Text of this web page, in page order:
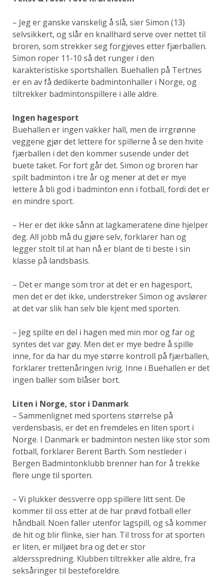
– Jeg er ganske vanskelig å slå, sier Simon (13)
selvsikkert, og slår en knallhard serve over nettet til
broren, som strekker seg forgjeves etter fjærballen.
Simon roper 11-10 så det runger i den
karakteristiske sportshallen. Buehallen på Tertnes
er en av få dedikerte badmintonhaller i Norge, og
tiltrekker badmintonspillere i alle aldre.
Ingen hagesport
Buehallen er ingen vakker hall, men de irrgrønne
veggene gjør det lettere for spillerne å se den hvite
fjærballen i det den kommer susende under det
buete taket. For fort går det. Simon og broren har
spilt badminton i tre år og mener at det er mye
lettere å bli god i badminton enn i fotball, fordi det er
en mindre sport.
– Her er det ikke sånn at lagkameratene dine hjelper
deg. All jobb må du gjøre selv, forklarer han og
legger stolt til at han nå er blant de ti beste i sin
klasse på landsbasis.
– Det er mange som tror at det er en hagesport,
men det er det ikke, understreker Simon og avslører
at det var slik han selv ble kjent med sporten.
– Jeg spilte en del i hagen med min mor og far og
syntes det var gøy. Men det er mye bedre å spille
inne, for da har du mye større kontroll på fjærballen,
forklarer trettenåringen ivrig. Inne i Buehallen er det
ingen baller som blåser bort.
Liten i Norge, stor i Danmark
– Sammenlignet med sportens størrelse på
verdensbasis, er det en fremdeles en liten sport i
Norge. I Danmark er badminton nesten like stor som
fotball, forklarer Berent Barth. Som nestleder i
Bergen Badmintonklubb brenner han for å trekke
flere unge til sporten.
– Vi plukker dessverre opp spillere litt sent. De
kommer til oss etter at de har prøvd fotball eller
håndball. Noen faller utenfor lagspill, og så kommer
de hit og blir flinke, sier han. Til tross for at sporten
er liten, er miljøet bra og det er stor
aldersspredning. Klubben tiltrekker alle aldre, fra
seksåringer til besteforeldre.